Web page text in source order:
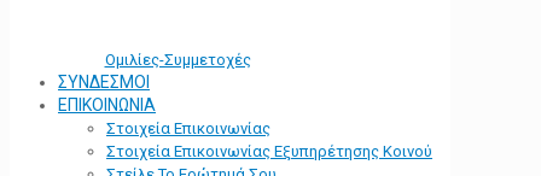
Ομιλίες-Συμμετοχές
ΣΥΝΔΕΣΜΟΙ
ΕΠΙΚΟΙΝΩΝΙΑ
Στοιχεία Επικοινωνίας
Στοιχεία Επικοινωνίας Εξυπηρέτησης Κοινού